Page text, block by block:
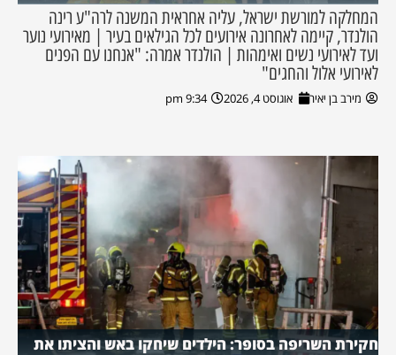
המחלקה למורשת ישראל, עליה אחראית המשנה לרה"ע רינה
הולנדר, קיימה לאחרונה אירועים לכל הגילאים בעיר | מאירועי נוער
ועד לאירועי נשים ואימהות | הולנדר אמרה: "אנחנו עם הפנים
לאירועי אלול והחגים"
מירב בן יאיר אוגוסט 4, 2026 9:34 pm
חקירת השריפה בסופר: הילדים שיחקו באש והציתו את